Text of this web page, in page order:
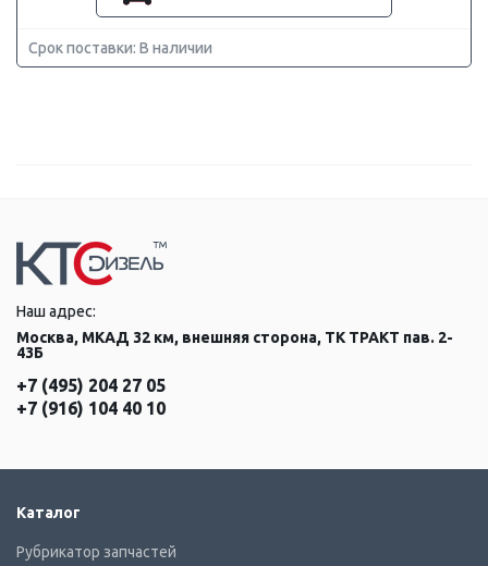
Срок поставки: В наличии
Наш адрес:
Москва, МКАД 32 км, внешняя сторона, ТК ТРАКТ пав. 2-
43Б
+7 (495) 204 27 05
+7 (916) 104 40 10
Каталог
Рубрикатор запчастей